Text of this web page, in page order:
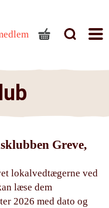
Greve,
lokalvedtægerne ved
læse dem
2026 med dato og